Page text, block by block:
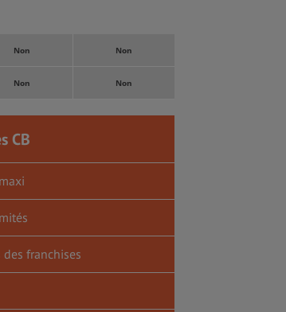
Non Non
Non Non
CB
des franchises